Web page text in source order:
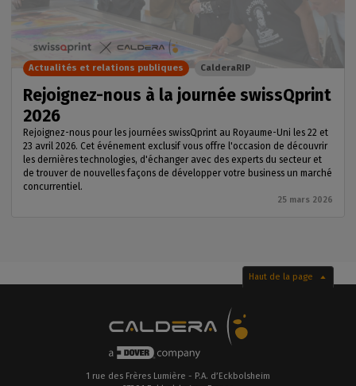
Rejoignez-nous à la journée swissQprint
2026
Rejoignez-nous pour les journées swissQprint au Royaume-Uni les 22 et
23 avril 2026. Cet événement exclusif vous offre l'occasion de découvrir
les dernières technologies, d'échanger avec des experts du secteur et
de trouver de nouvelles façons de développer votre business un marché
concurrentiel.
25 mars 2026
Actualités et relations publiques CalderaRIP
Haut de la page
1 rue des Frères Lumière - P.A. d’Eckbolsheim